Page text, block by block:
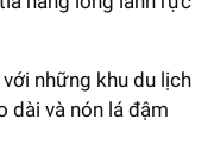
những khu du lịch
dài và nón lá đậm